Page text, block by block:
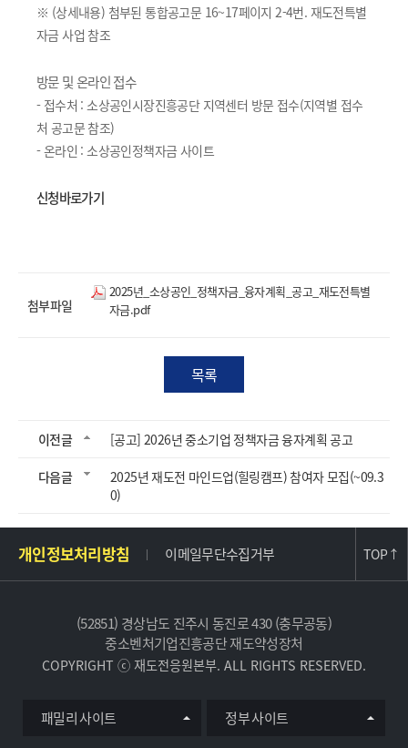
※ (상세내용) 첨부된 통합공고문 16~17페이지 2-4번. 재도전특별
자금 사업 참조
방문 및 온라인 접수
- 접수처 : 소상공인시장진흥공단 지역센터 방문 접수(지역별 접수
처 공고문 참조)
- 온라인 : 소상공인정책자금 사이트
신청바로가기
첨부파일
2025년_소상공인_정책자금_융자계획_공고_재도전특별
자금.pdf
목록
이전글 [공고] 2026년 중소기업 정책자금 융자계획 공고
다음글
2025년 재도전 마인드업(힐링캠프) 참여자 모집(~09.3
0)
및
개인정보처리방침 이메일무단수집거부 TOP ↑
(52851) 경상남도 진주시 동진로 430 (충무공동)
중소벤처기업진흥공단 재도약성장처
COPYRIGHT ⓒ 재도전응원본부. ALL RIGHTS RESERVED.
패밀리 사이트 정부 사이트